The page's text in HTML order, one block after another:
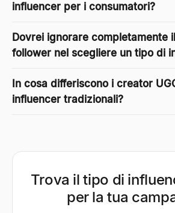
influencer per i consumatori?
Dovrei ignorare completamente
follower nel scegliere un tipo di
In cosa differiscono i creator
influencer tradizionali?
Trova il tipo di
per la tua